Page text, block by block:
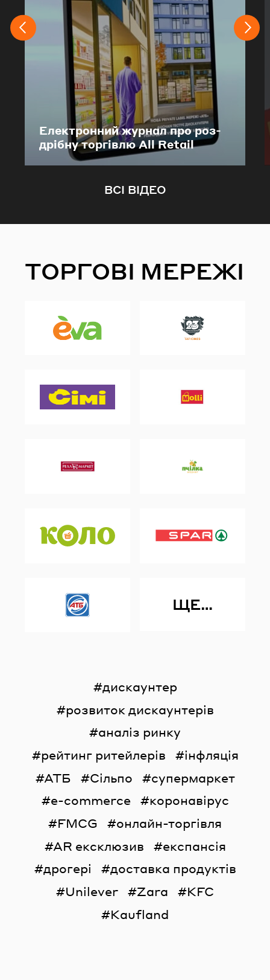
Еле­ктрон­ний жур­нал про роз­
дрі­бну тор­гів­лю All Retail
ВСІ ВІДЕО
ТОРГОВІ МЕРЕЖІ
ЩЕ…
дискаунтер
розвиток дискаунтерів
аналіз ринку
рейтинг ритейлерів
інфляція
АТБ
Сільпо
супермаркет
e-commerce
коронавірус
FMCG
онлайн-торгівля
AR ексклюзив
експансія
дрогері
доставка продуктів
Unilever
Zara
KFC
Kaufland